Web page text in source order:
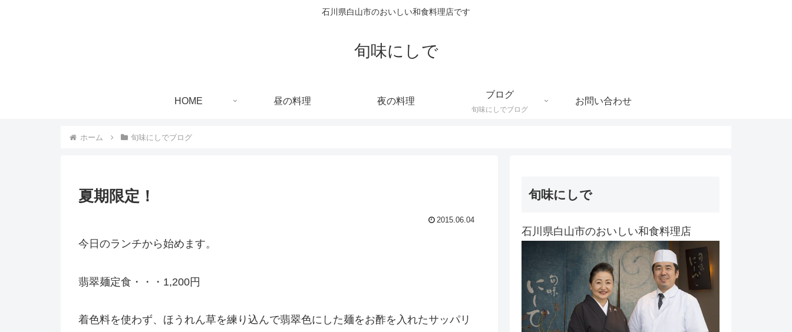
石川県白山市のおいしい和食料理店です
旬味にしで
HOME 昼の料理 夜の料理
ブログ
旬味にしでブログ
お問い合わせ
ホーム 旬味にしでブログ
夏期限定！
2015.06.04
今日のランチから始めます。
翡翠麺定食・・・1,200円
着色料を使わず、ほうれん草を練り込んで翡翠色にした麺をお酢を入れたサッパリ
旬味にしで
石川県白山市のおいしい和食料理店